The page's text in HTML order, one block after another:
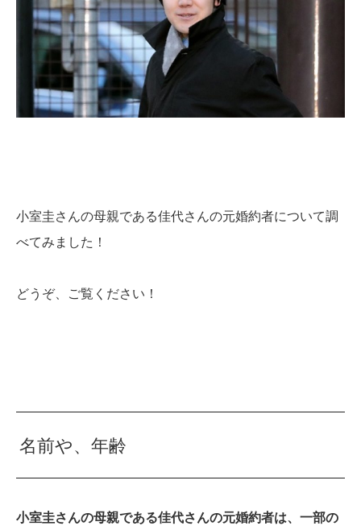
小室圭さんの母親である佳代さんの元婚約者について調
べてみました！
どうぞ、ご覧ください！
名前や、年齢
小室圭さんの母親である佳代さんの元婚約者は、一部の